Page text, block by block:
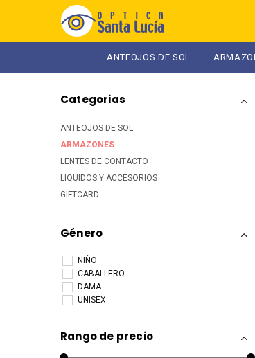
ANTEOJOS DE SOL
Categorias
ANTEOJOS DE SOL
ARMAZONES
LENTES DE CONTACTO
LIQUIDOS Y ACCESORIOS
GIFTCARD
Género
NIÑO
CABALLERO
DAMA
UNISEX
Rango de precio